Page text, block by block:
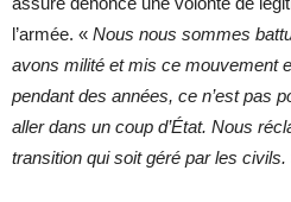
l’armée. « Nous nous sommes
avons milité et mis ce mouvement
pendant des années, ce n’est pas
aller dans un coup d’État. Nous
transition qui soit géré par les civils.